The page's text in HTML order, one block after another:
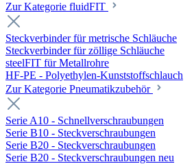
Zur Kategorie fluidFIT
Steckverbinder für metrische Schläuche
Steckverbinder für zöllige Schläuche
steelFIT für Metallrohre
HF-PE - Polyethylen-Kunststoffschlauch
Zur Kategorie Pneumatikzubehör
Serie A10 - Schnellverschraubungen
Serie B10 - Steckverschraubungen
Serie B20 - Steckverschraubungen
Serie B20 - Steckverschraubungen neu